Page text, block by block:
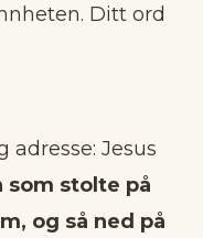
Ditt ord
adresse: Jesus
som stolte på
og så ned på